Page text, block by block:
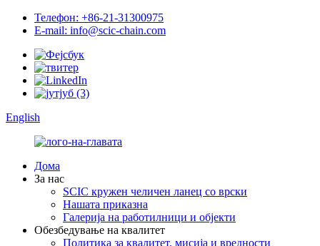
Телефон: +86-21-31300975
E-mail: info@scic-chain.com
English
Дома
За нас
SCIC кружен челичен ланец со врски
Нашата приказна
Галерија на работилници и објекти
Обезбедување на квалитет
Политика за квалитет, мисија и вредности